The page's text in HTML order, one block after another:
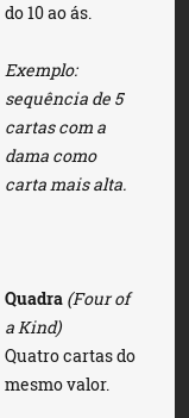
do 10 ao ás.
Exemplo:
sequência de 5
cartas com a
dama como
carta mais alta.
Quadra (Four of
a Kind)
Quatro cartas do
mesmo valor.